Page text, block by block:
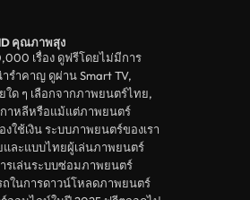
คุณภาพสุง
เรื่อง ดูฟรีโดยไม่มีการ
ำคาญ ดูผ่าน Smart TV,
ใด ๆ เลือกจากภาพยนตร์ไทย,
าหลีหรือแม้แต่ภาพยนตร์
ใช้เงิน ระบบภาพยนตร์ของเรา
และแบบไทยผู้เล่นภาพยนตร์
รเล่นระบบซ่อมภาพยนตร์
ในการดาวน์โหลดภาพยนตร์